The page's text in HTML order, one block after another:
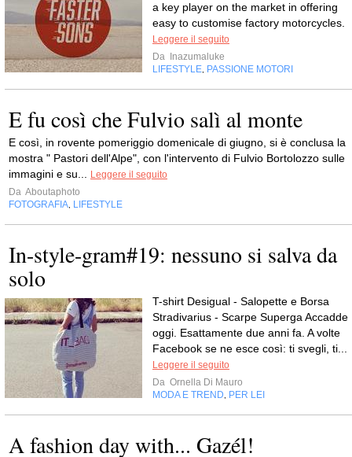
a key player on the market in offering
easy to customise factory motorcycles.
Leggere il seguito
Da
Inazumaluke
LIFESTYLE PASSIONE MOTORI
E fu così che Fulvio salì al monte
E così, in rovente pomeriggio domenicale di giugno, si è conclusa la
mostra " Pastori dell'Alpe", con l'intervento di Fulvio Bortolozzo sulle
immagini e su...
Leggere il seguito
Da Aboutaphoto
FOTOGRAFIA LIFESTYLE
In-style-gram#19: nessuno si salva da
solo
T-shirt Desigual - Salopette e Borsa
Stradivarius - Scarpe Superga Accadde
oggi. Esattamente due anni fa. A volte
Facebook se ne esce così: ti svegli, ti...
Leggere il seguito
Da Ornella Di Mauro
MODA E TREND
PER LEI
A fashion day with... Gazél!